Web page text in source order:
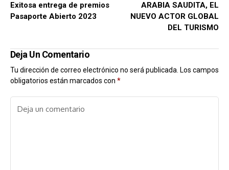
Exitosa entrega de premios
Pasaporte Abierto 2023
ARABIA SAUDITA, EL
NUEVO ACTOR GLOBAL
DEL TURISMO
Deja Un Comentario
Tu dirección de correo electrónico no será publicada. Los campos
obligatorios están marcados con *